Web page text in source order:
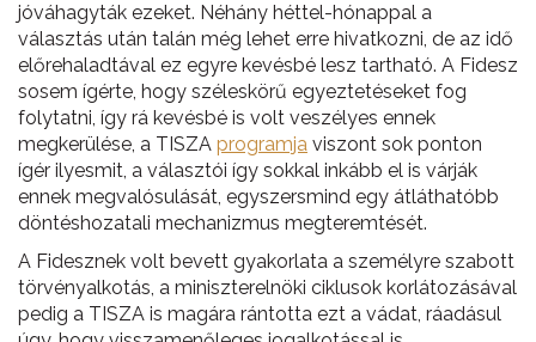
jóváhagyták ezeket. Néhány héttel-hónappal a
választás után talán még lehet erre hivatkozni, de az idő
előrehaladtával ez egyre kevésbé lesz tartható. A Fidesz
sosem ígérte, hogy széleskörű egyeztetéseket fog
folytatni, így rá kevésbé is volt veszélyes ennek
megkerülése, a TISZA programja viszont sok ponton
ígér ilyesmit, a választói így sokkal inkább el is várják
ennek megvalósulását, egyszersmind egy átláthatóbb
döntéshozatali mechanizmus megteremtését.
A Fidesznek volt bevett gyakorlata a személyre szabott
törvényalkotás, a miniszterelnöki ciklusok korlátozásával
pedig a TISZA is magára rántotta ezt a vádat, ráadásul